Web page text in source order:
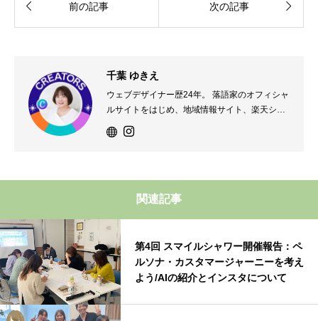
 前の記事 次の記事 
千葉 ゆきえ
ウェブデザイナー歴24年。 落語家のオフィシャ
ルサイトをはじめ、地域情報サイト、楽天ショ
ップ、美容外科医院、着付け教室、パン教室な
ど様々な業種のホームページを手掛ける。 201
ても活動中！関連記事
第4回 スマイルシャワー開催報告：ペ
ルソナ・カスタマージャーニーを考え
よう/AIの紹介とインスタについて